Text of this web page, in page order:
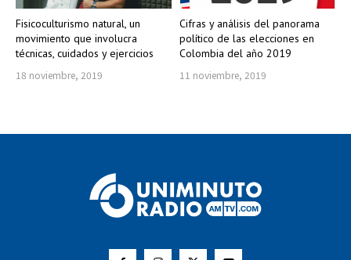
Fisicoculturismo natural, un
movimiento que involucra
técnicas, cuidados y ejercicios
18 noviembre, 2019
Cifras y análisis del panorama
político de las elecciones en
Colombia del año 2019
11 noviembre, 2019